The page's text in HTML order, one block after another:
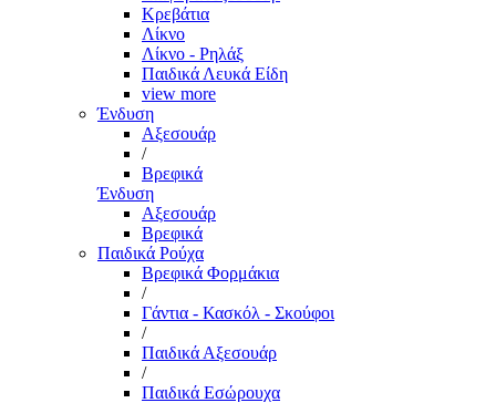
Κρεβάτια
Λίκνο
Λίκνο - Ρηλάξ
Παιδικά Λευκά Είδη
view more
Ένδυση
Αξεσουάρ
/
Βρεφικά
Ένδυση
Αξεσουάρ
Βρεφικά
Παιδικά Ρούχα
Βρεφικά Φορμάκια
/
Γάντια - Κασκόλ - Σκούφοι
/
Παιδικά Αξεσουάρ
/
Παιδικά Εσώρουχα